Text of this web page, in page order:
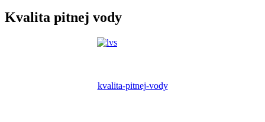
Kvalita pitnej vody
kvalita-pitnej-vody